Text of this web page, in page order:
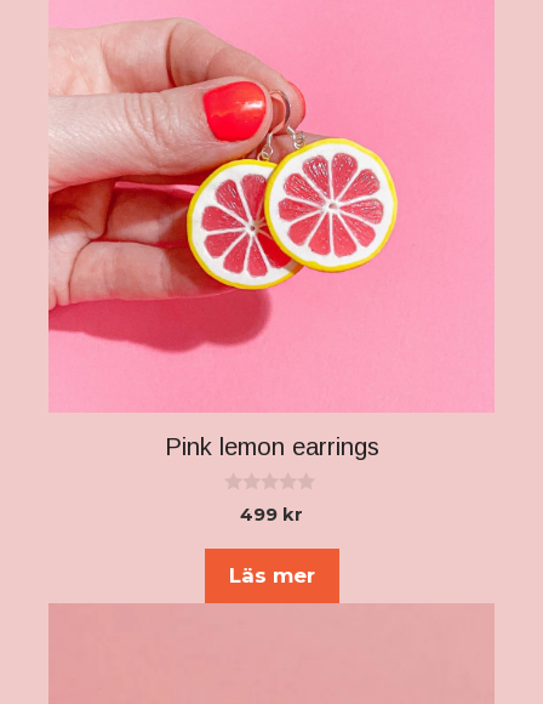
Pink lemon earrings
499 kr
Läs mer